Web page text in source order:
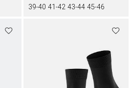
39-40 41-42 43-44 45-46